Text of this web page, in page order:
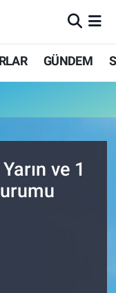
GÜNDEM
ve 1